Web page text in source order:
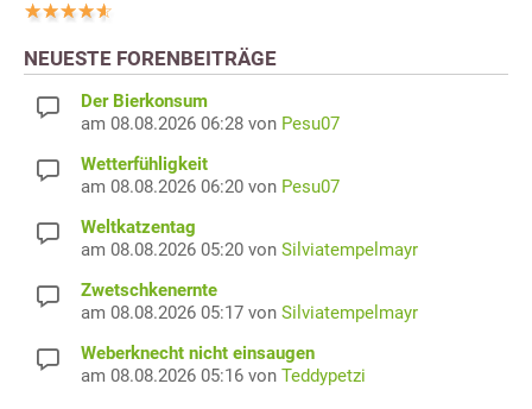
NEUESTE FORENBEITRÄGE
Der Bierkonsum
am 08.08.2026 06:28 von Pesu07
Wetterfühligkeit
am 08.08.2026 06:20 von Pesu07
Weltkatzentag
am 08.08.2026 05:20 von Silviatempelmayr
Zwetschkenernte
am 08.08.2026 05:17 von Silviatempelmayr
Weberknecht nicht einsaugen
am 08.08.2026 05:16 von Teddypetzi